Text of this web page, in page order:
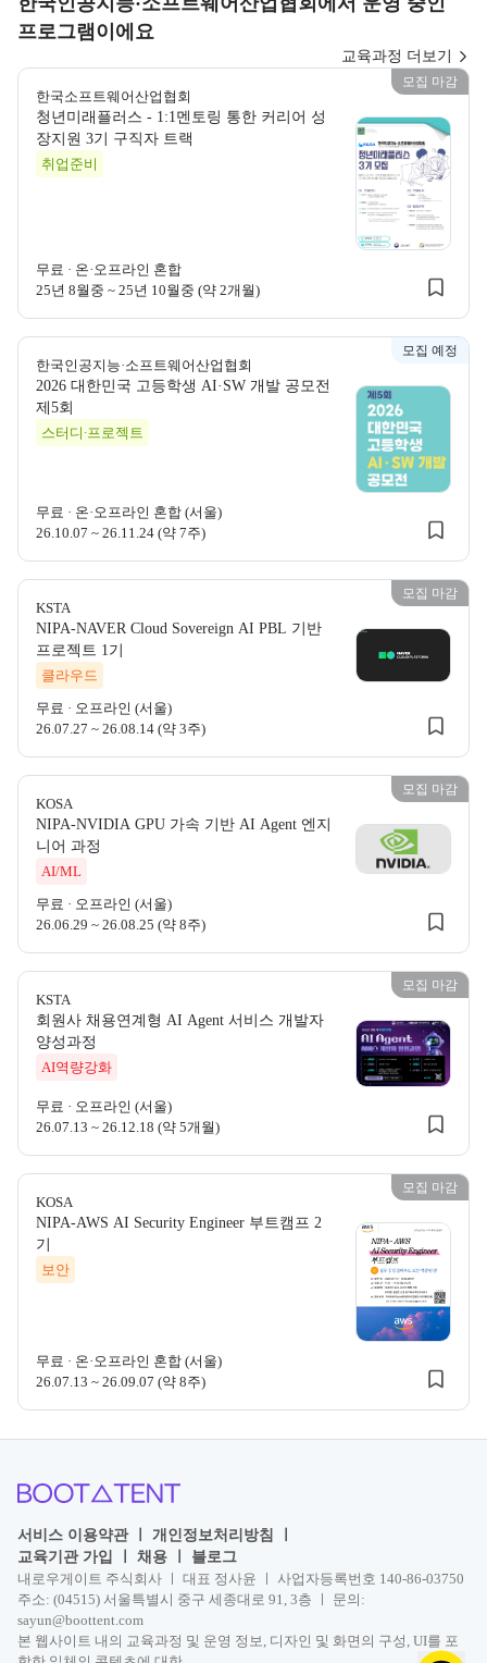
프로그램이에요
교육과정 더보기
모집 마감
한국소프트웨어산업협회
청년미래플러스 - 1:1멘토링 통한 커리어 성
장지원 3기 구직자 트랙 한국소프트웨어산업협회
취업준비
한국소프트
무료 · 온·오프라인 혼합
25년 8월중 ~ 25년 10월중 (약 2개월)
모집 예정
한국인공지능·소프트웨어산업협회
2026 대한민국 고등학생 AI·SW 개발 공모전
제5회
스터디∙프로젝트
한국인공지
무료 · 온·오프라인 혼합 (서울)
26.10.07 ~ 26.11.24 (약 7주)
모집 마감
KSTA
NIPA-NAVER Cloud Sovereign AI PBL 기반
프로젝트 1기
클라우드
KSTA
무료 · 오프라인 (서울)
26.07.27 ~ 26.08.14 (약 3주)
모집 마감
KOSA
NIPA-NVIDIA GPU 가속 기반 AI Agent 엔지
니어 과정
AI/ML
KOSA
무료 · 오프라인 (서울)
26.06.29 ~ 26.08.25 (약 8주)
모집 마감
KSTA
회원사 채용연계형 AI Agent 서비스 개발자
양성과정
AI역량강화
KSTA 회원
무료 · 오프라인 (서울)
26.07.13 ~ 26.12.18 (약 5개월)
모집 마감
KOSA
NIPA-AWS AI Security Engineer 부트캠프 2
기
보안
KOSA
무료 · 온·오프라인 혼합 (서울)
26.07.13 ~ 26.09.07 (약 8주)
서비스 이용약관ㅣ 개인정보처리방침
교육기관 가입
채용
블로그
내로우게이트 주식회사 ㅣ 대표 정사윤 ㅣ 사업자등록번호 140-86-03750
주소: (04515) 서울특별시 중구 세종대로 91, 3층 ㅣ 문의:
sayun@boottent.com
본 웹사이트 내의 교육과정 및 운영 정보, 디자인 및 화면의 구성, UI를 포